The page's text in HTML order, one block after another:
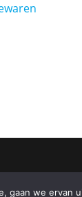
gaan we ervan